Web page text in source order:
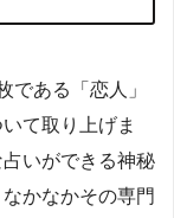
である「恋人」
て取り上げま
いができる神秘
かなかその専門